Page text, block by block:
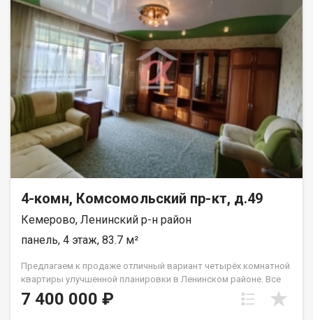
рядом и в шаговой доступности.
4-комн, Комсомольский пр-кт, д.49
Кемерово, Ленинский р-н район
панель, 4 этаж, 83.7 м²
Предлагаем к продаже отличный вариант четырёх комнатной
квартиры улучшенной планировки в Ленинском районе. Все
комнаты изолированы, кухня 9.1 м2, есть балкон и лоджия,
санузел раздельный. Все в шаговой доступности детсады,
7 400 000 ₽